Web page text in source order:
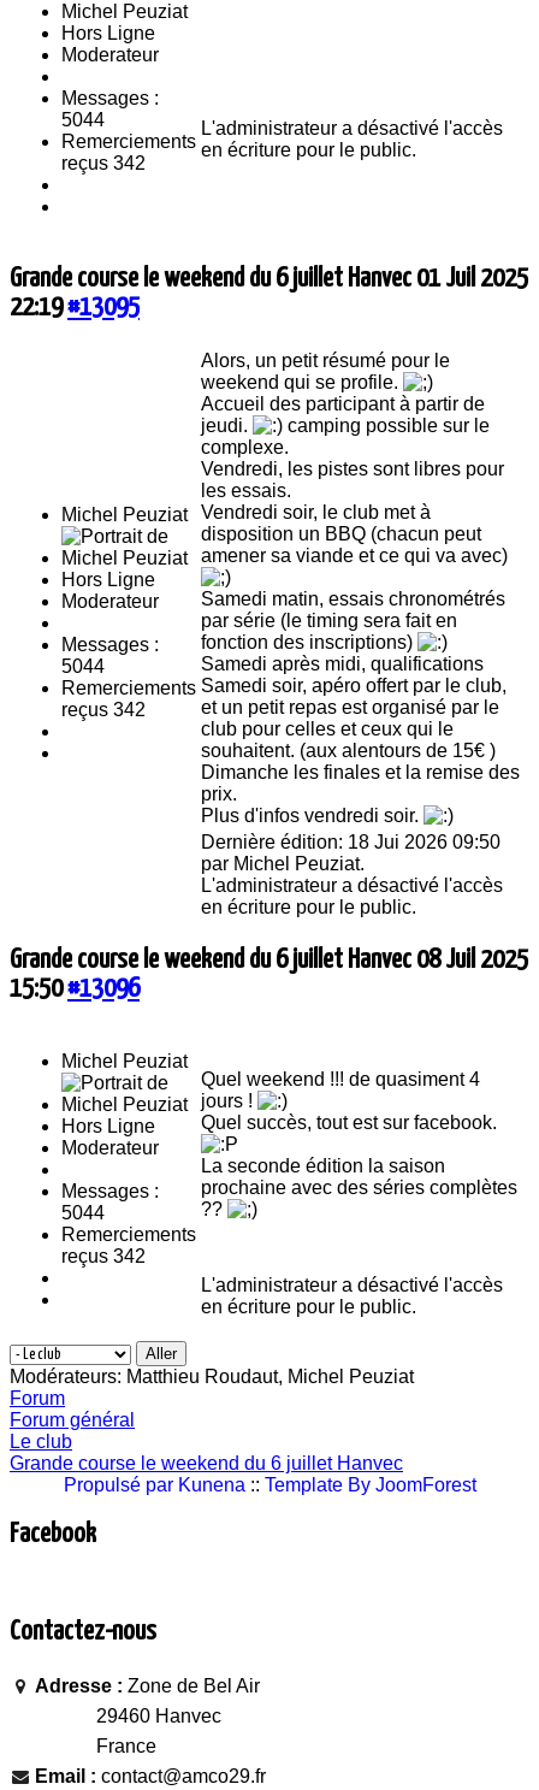
Hors Ligne
Moderateur
Messages :
5044
Remerciements
reçus 342
L'administrateur a désactivé l'accès
en écriture pour le public.
Grande course le weekend du 6 juillet Hanvec 01 Juil 2025
22:19#13095
Michel Peuziat
Hors Ligne
Moderateur
Messages :
5044
Remerciements
reçus 342
Alors, un petit résumé pour le
weekend qui se profile.
Accueil des participant à partir de
jeudi.
camping possible sur le
complexe.
Vendredi, les pistes sont libres pour
les essais.
Vendredi soir, le club met à
disposition un BBQ (chacun peut
amener sa viande et ce qui va avec)
Samedi matin, essais chronométrés
par série (le timing sera fait en
fonction des inscriptions)
Samedi après midi, qualifications
Samedi soir, apéro offert par le club,
et un petit repas est organisé par le
club pour celles et ceux qui le
souhaitent. (aux alentours de 15€ )
Dimanche les finales et la remise des
prix.
Plus d'infos vendredi soir.
Dernière édition: 18 Jui 2026 09:50
par Michel Peuziat.
L'administrateur a désactivé l'accès
en écriture pour le public.
Grande course le weekend du 6 juillet Hanvec 08 Juil 2025
15:50#13096
Michel Peuziat
Hors Ligne
Moderateur
Messages :
5044
Remerciements
reçus 342
Quel weekend !!! de quasiment 4
jours !
Quel succès, tout est sur facebook.
La seconde édition la saison
prochaine avec des séries complètes
??
L'administrateur a désactivé l'accès
en écriture pour le public.
Modérateurs: Matthieu Roudaut, Michel Peuziat
Forum
Forum général
Le club
Grande course le weekend du 6 juillet Hanvec
Propulsé par Kunena :: Template By JoomForest
Facebook
Contactez-nous
Adresse : Zone de Bel Air
29460 Hanvec
France
Email : contact@amco29.fr